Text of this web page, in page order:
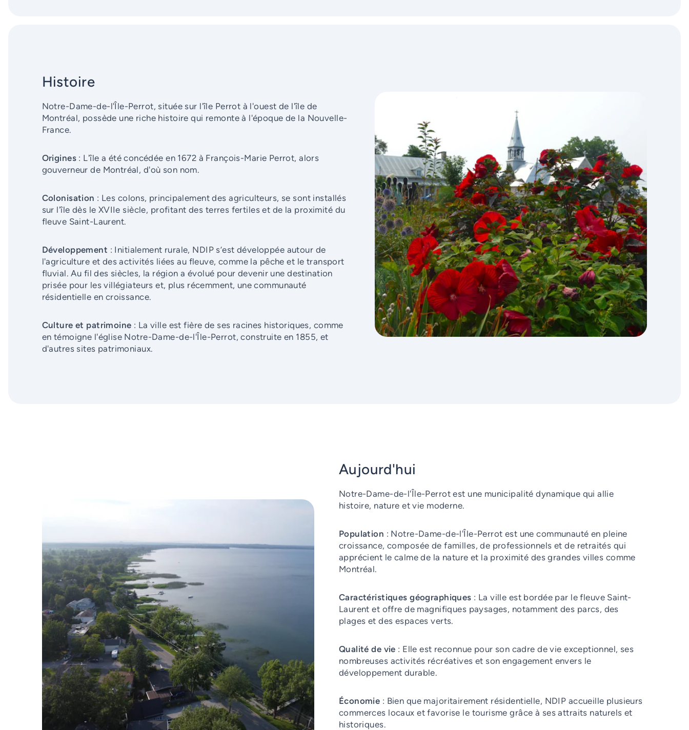
Histoire
Notre-Dame-de-l'Île-Perrot, située sur l'île Perrot à l'ouest de l'île de
Montréal, possède une riche histoire qui remonte à l'époque de la Nouvelle-
France.
Origines : L'île a été concédée en 1672 à François-Marie Perrot, alors
gouverneur de Montréal, d'où son nom.
Colonisation : Les colons, principalement des agriculteurs, se sont installés
sur l'île dès le XVIIe siècle, profitant des terres fertiles et de la proximité du
fleuve Saint-Laurent.
Développement : Initialement rurale, NDIP s’est développée autour de
l'agriculture et des activités liées au fleuve, comme la pêche et le transport
fluvial. Au fil des siècles, la région a évolué pour devenir une destination
prisée pour les villégiateurs et, plus récemment, une communauté
résidentielle en croissance.
Culture et patrimoine : La ville est fière de ses racines historiques, comme
en témoigne l'église Notre-Dame-de-l'Île-Perrot, construite en 1855, et
d'autres sites patrimoniaux.
Aujourd'hui
Notre-Dame-de-l'Île-Perrot est une municipalité dynamique qui allie
histoire, nature et vie moderne.
Population : Notre-Dame-de-l'Île-Perrot est une communauté en pleine
croissance, composée de familles, de professionnels et de retraités qui
apprécient le calme de la nature et la proximité des grandes villes comme
Montréal.
Caractéristiques géographiques : La ville est bordée par le fleuve Saint-
Laurent et offre de magnifiques paysages, notamment des parcs, des
plages et des espaces verts.
Qualité de vie : Elle est reconnue pour son cadre de vie exceptionnel, ses
nombreuses activités récréatives et son engagement envers le
développement durable.
Économie : Bien que majoritairement résidentielle, NDIP accueille plusieurs
commerces locaux et favorise le tourisme grâce à ses attraits naturels et
historiques.